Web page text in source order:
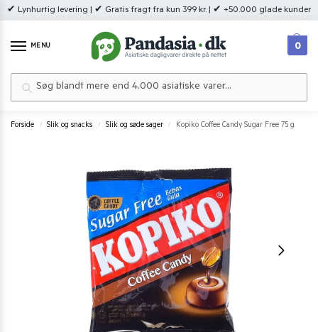
✔ Lynhurtig levering | ✔ Gratis fragt fra kun 399 kr. | ✔ +50.000 glade kunder
MENU 0
Forside / Slik og snacks / Slik og søde sager / Kopiko Coffee Candy Sugar Free 75 g.